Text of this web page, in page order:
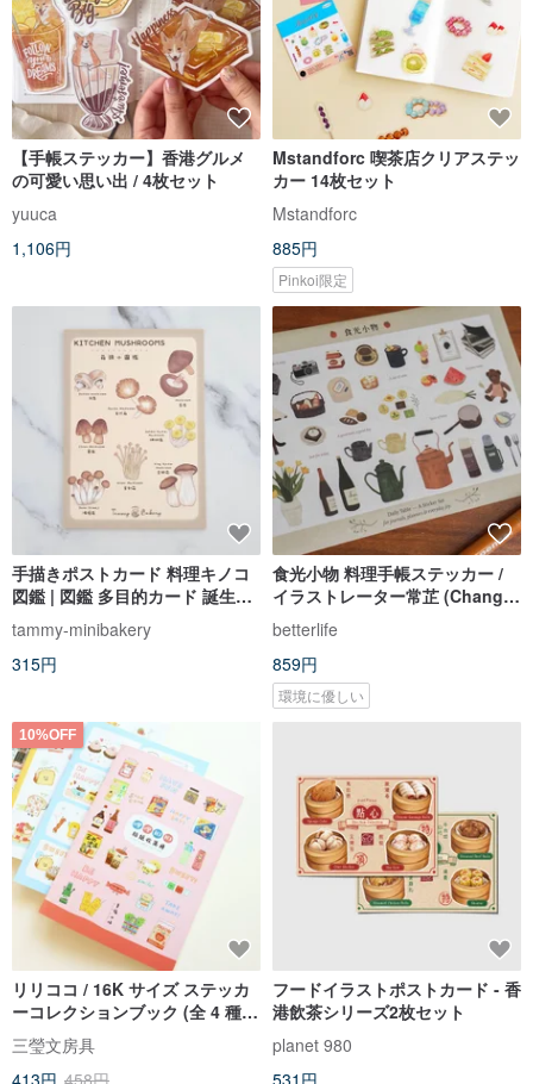
【手帳ステッカー】香港グルメ
の可愛い思い出 / 4枚セット
yuuca
1,106円
Mstandforc 喫茶店クリアステッ
カー 14枚セット
Mstandforc
885円
Pinkoi限定
手描きポストカード 料理キノコ
図鑑 | 図鑑 多目的カード 誕生日
カード 食べ物 スイーツ イラスト
tammy-minibakery
315円
食光小物 料理手帳ステッカー /
イラストレーター常芷 (Chang
Chih) コラボレーション
betterlife
859円
環境に優しい
10%OFF
リリココ / 16K サイズ ステッカ
ーコレクションブック (全 4 種) |
ステッカーブック SE-1612
三瑩文房具
413円 458円
フードイラストポストカード - 香
港飲茶シリーズ2枚セット
planet 980
531円